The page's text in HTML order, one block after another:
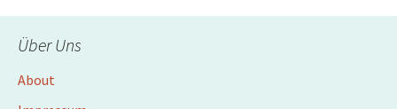
Über Uns
About